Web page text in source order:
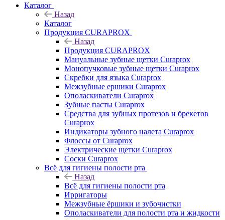
Каталог
Назад
Каталог
Продукция CURAPROX
Назад
Продукция CURAPROX
Мануальные зубные щетки Curaprox
Монопучковые зубные щетки Curaprox
Скребки для языка Curaprox
Межзубные ершики Curaprox
Ополаскиватели Curaprox
Зубные пасты Curaprox
Средства для зубных протезов и брекетов
Curaprox
Индикаторы зубного налета Curaprox
Флоссы от Curaprox
Электрические щетки Curaprox
Соски Curaprox
Всё для гигиены полости рта
Назад
Всё для гигиены полости рта
Ирригаторы
Межзубные ёршики и зубочистки
Ополаскиватели для полости рта и жидкости